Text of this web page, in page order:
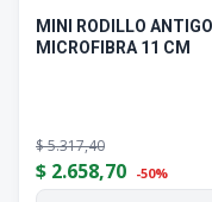
MINI RODILLO
MICROFIBRA 11 CM
$5.317,40
$ 2.658,70 -50%